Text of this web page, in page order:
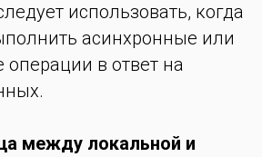
использовать, когда
асинхронные или
операции в ответ на
между локальной и